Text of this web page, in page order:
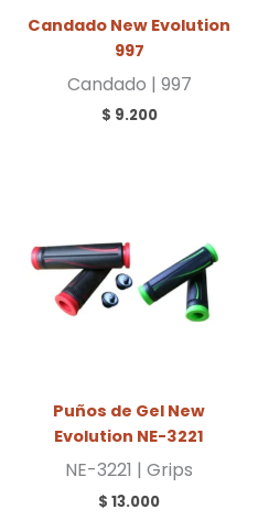
Candado New Evolution
997
Candado | 997
$ 9.200
Puños de Gel New
Evolution NE-3221
NE-3221 | Grips
$ 13.000